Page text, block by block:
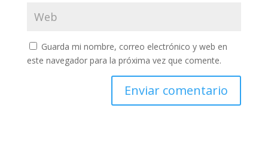
Guarda mi nombre, correo electrónico y web en
este navegador para la próxima vez que comente.